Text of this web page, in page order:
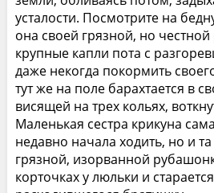
усталости. Посмотрите на
она своей грязной, но честной
крупные капли пота с
даже некогда покормить
тут же на поле барахтается в
висящей на трех кольях,
Маленькая сестра крикуна
недавно начала ходить, но и
грязной, изорванной
корточках у люльки и